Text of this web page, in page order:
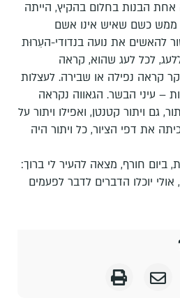
הבנות בחלום בהקיץ, הייתה
ממש כשם שאיש אינו אשם
להאשים את נועה בנדודי-העֵרוּת
לכל לעג שהוא, קראה
קראה נפילה או שבירה. לעצלות
– עיני הבשר. הגאווה נקראה
גם ויתור קטנטן, ואפילו ויתור על
את דפי הציור, כל ויתור היה
ביום חורף, מצאה להעיר לי ברוך:
יוכלו הדברים לדבר לפעמים